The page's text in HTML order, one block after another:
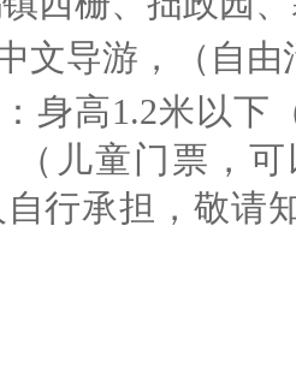
文导游，（自由
身高1.2米以下
（儿童门票，
行承担，敬请